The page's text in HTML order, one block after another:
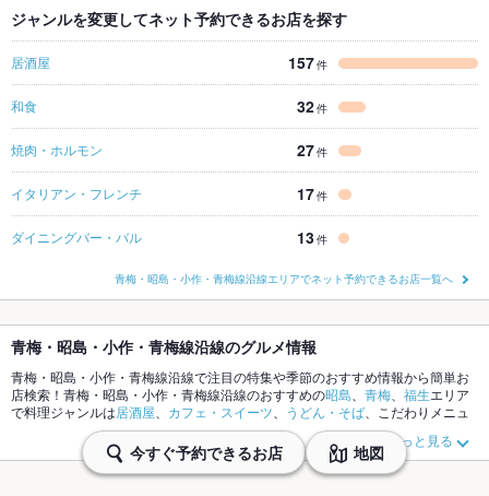
ジャンルを変更してネット予約できるお店を探す
居酒屋 157件
和食 32件
焼肉・ホルモン 27件
イタリアン・フレンチ 17件
ダイニングバー・バル 13件
青梅・昭島・小作・青梅線沿線エリアでネット予約できるお店一覧へ
青梅・昭島・小作・青梅線沿線のグルメ情報
青梅・昭島・小作・青梅線沿線で注目の特集や季節のおすすめ情報から簡単お
店検索！青梅・昭島・小作・青梅線沿線のおすすめの昭島 青梅 福生エリア
で料理ジャンルは居酒屋 カフェ・スイーツ うどん・そば 、こだわりメニュ
ーのお店探しはいかがですか。ホットペッパーグルメなら、お得なクーポンは
もちろん、とっておきのメニューや季節のおすすめ料理など、お店の最新情報
をご紹介しているので安心！24時間使える簡単便利なネット予約が使えるお店
も拡大中です。友達どうしの飲み会にも、会社の宴会にも、デートやパーティ
もっと見る
今すぐ予約できるお店 地図